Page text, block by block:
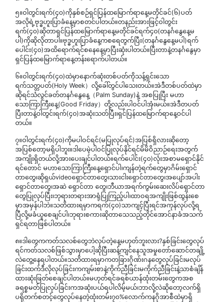
၅။ဝါတွင်းရက်(၄၀)ကိုနှစ်စဉ်ရှင်ပြန်ထမြောက်ရာနေ့မတိုင်ခင်(၆)ပတ်
အလိုရဲ့ဗုဒ္ဓဟူးပြာခံနေ့မှာစတင်ပါတယ်။တနည်းအားဖြင့်ဝါတွင်း
ရက်(၄၀)ဆိုတာရှင်ပြန်ထမြောက်ရာနေ့မတိုင်ခင်ရက်၄၀(တနင်္ဂနွေနေ့မ
ပါ)ကိုဆိုလိုတာပါ။ဗုဒ္ဓဟူးပြာခံနေ့ကစရေတွက်ပြီး(တနင်္ဂနွေနေ့မပါ)ရက်
ပေါင်း(၄၀)အထိရောက်ရင်စနေနေ့မှာပြီးဆုံးပါတယ်။ပြီးတာနဲ့တနင်္ဂနွေမှာ
ရှင်ပြန်ထမြောက်ရာနေ့တန်းရောက်ပါတယ်။
၆။ဝါတွင်းရက်(၄၀)ထဲမှာနောက်ဆုံးတစ်ပတ်ကိုသန့်ရှင်းသော
ရက်သတ္တပတ်(Holy Week）လို့ခေါ်တွင်ပါသေးတယ်။အဲဒီတစ်ပတ်ထဲမှာ
ဆိုရင်သံလွင်ခတ်တနင်္ဂနွေနေ့（Palm Sunday)နဲ့ အစပြုပြီး မဟာ
သောကြာကြီးနေ့(Good Friday）တို့လည်းပါဝင်ပါအုံးမယ်။အဲဒီတပတ်
ပြီးတာနဲ့ဝါတွင်းရက်(၄၀)အဆုံးသတ်ပြီး၊ရှင်ပြန်ထမြောက်ရာနေ့ဝင်ပါ
တယ်။
၇။ဝါတွင်းရက်(၄၀)ကိုမပါဝင်ရင်(မပြုလုပ်ရင်)အပြစ်ရှိလားဆိုတော့
အပြစ်တော့မရှိပါဘူး။ဒါပေမဲ့ပါဝင်ပြုလုပ်နိုင်ရင်မိမိဝိညာဉ်ရေးအတွက်
အကျိုးရှိတယ်လို့အားပေးချင်ပါတယ်။ရက်ပေါင်း(၄၀)လုံးအစာမရှောင်နိုင်
ရင်တောင် မဟာသောကြာကြီးနေ့ရှောင်ပါ၊ကျန်တဲ့ရက်တွေမှာဂိမ်းရှောင်
တာတွေ၊ဆိုရှယ်videoရှောင်တာတွေ၊သားငါးရှောင်တာတွေ၊အပျော်အပါး
ရှောင်တာတွေ၊အဆဲ ရှောင်တာ တွေ၊ဘီယာအရက်ကွမ်းဆေးလိပ်ရှောင်တာ
တွေပြုလုပ်ပြီး၊ဘုရားတရားအာရုံပြုကြည့်ပါ၊ထာဝရအကျိုးဖြစ်ထွန်းစေ
မှာအမှန်ပါဘဲ။သတိထားရမှာကရက်(၄၀)သာကျင့်ပြီးရင်အကုန်လုပ်လို့ရ
ပြီလို့မခံယူစေချင်ပါ၊ဘုရားစကားဆိုတာသေသည့်တိုင်အောင်နာခံအသက်
ရှင်ရတာဖြစ်ပါတယ်။
၈။ဒါတွေကကတ်သလစ်တွေဘဲလုပ်တဲ့နေ့မဟုတ်ဘူးလား?နှစ်ခြင်းတွေလုပ်
ရင်ကတ်သလစ်ဖြစ်သွားမှာပေါ့ဆိုပြီးဆန့်ကျင်နေသူအမှုတော်ဆောင်တချို့
လဲတွေ့နေရပါတယ်။သတိထားရမှာကတခြားဂိုဏ်းဂနတွေလုပ်ခြင်းမလုပ်
ခြင်းထက်ဒီလိုလုပ်ခြင်းကကျမ်းစာနဲ့ကိုက်ညီခြင်းမကိုက်ညီခြင်းနဲ့သာစံချိန်
ထားဆုံးဖြတ်စေချင်ပါတယ်။မဟုတ်ရင်ခရစ်ယာန်ထုံးတမ်းတွေကအစ
ခရစ္စမတ်ပြုလုပ်ခြင်းကအဆုံးပယ်ရပါလိမ့်မယ်၊ဘာလို့လဲဆို‌တော့လက်ရှိ
ပရိုတက်စတင့်တွေလုပ်နေတဲ့ထုံးတမ်း၇၀%လောက်ကနဂိုအာစီ‌ထဲမှာရှိ